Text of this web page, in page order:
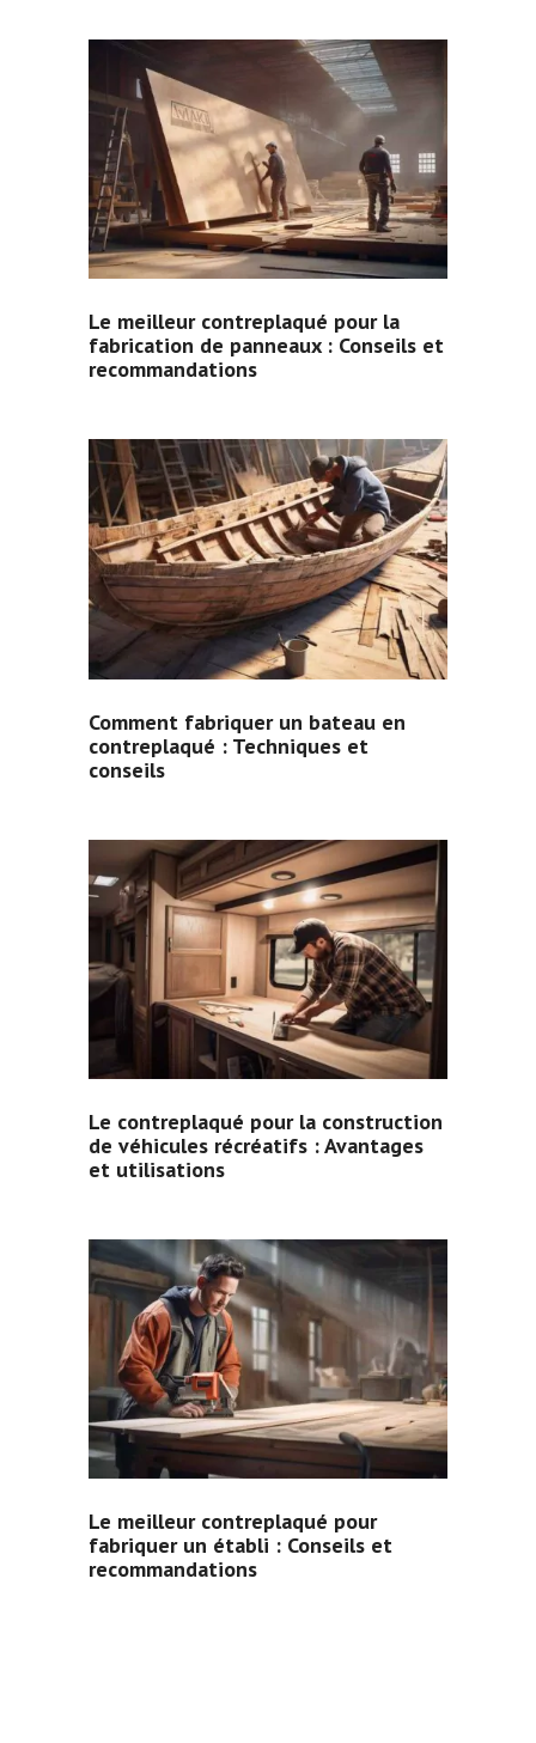
Le meilleur contreplaqué pour la
fabrication de panneaux : Conseils et
recommandations
Comment fabriquer un bateau en
contreplaqué : Techniques et
conseils
Le contreplaqué pour la construction
de véhicules récréatifs : Avantages
et utilisations
Le meilleur contreplaqué pour
fabriquer un établi : Conseils et
recommandations